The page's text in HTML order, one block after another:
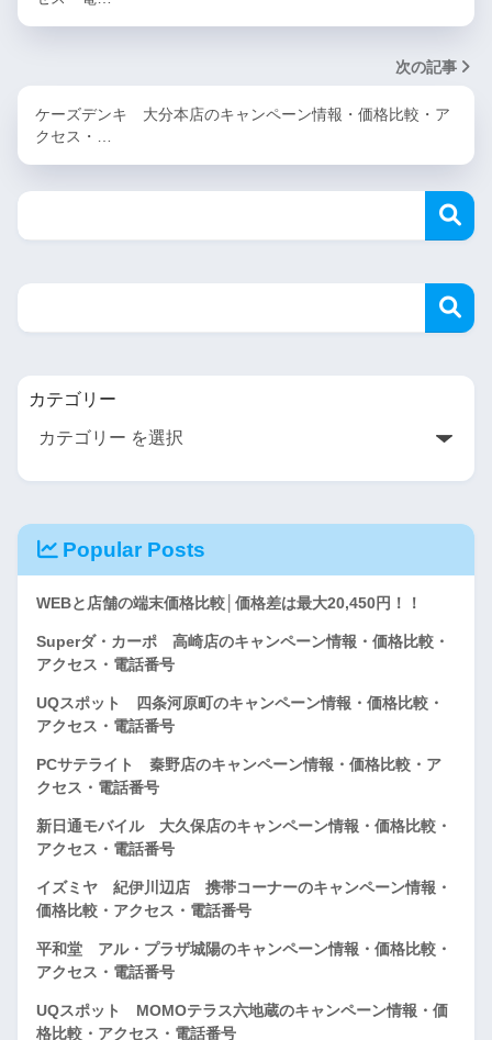
次の記事
ケーズデンキ 大分本店のキャンペーン情報・価格比較・ア
クセス・…
カテゴリー
Popular Posts
WEBと店舗の端末価格比較│価格差は最大20,450円！！
Superダ・カーポ 高崎店のキャンペーン情報・価格比較・
アクセス・電話番号
UQスポット 四条河原町のキャンペーン情報・価格比較・
アクセス・電話番号
PCサテライト 秦野店のキャンペーン情報・価格比較・ア
クセス・電話番号
新日通モバイル 大久保店のキャンペーン情報・価格比較・
アクセス・電話番号
イズミヤ 紀伊川辺店 携帯コーナーのキャンペーン情報・
価格比較・アクセス・電話番号
平和堂 アル・プラザ城陽のキャンペーン情報・価格比較・
アクセス・電話番号
UQスポット MOMOテラス六地蔵のキャンペーン情報・価
格比較・アクセス・電話番号